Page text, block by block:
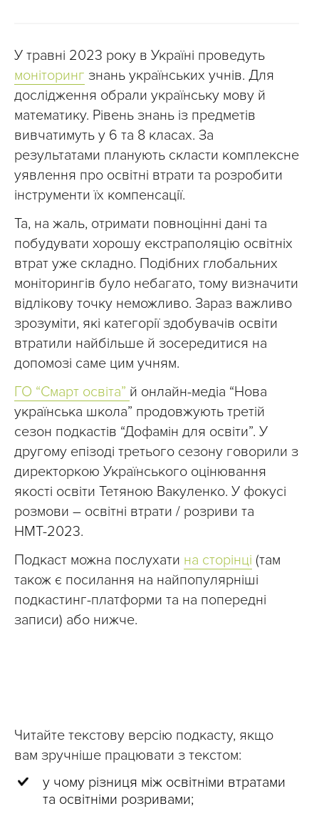
У травні 2023 року в Україні проведуть
моніторинг знань українських учнів. Для
дослідження обрали українську мову й
математику. Рівень знань із предметів
вивчатимуть у 6 та 8 класах. За
результатами планують скласти комплексне
уявлення про освітні втрати та розробити
інструменти їх компенсації.
Та, на жаль, отримати повноцінні дані та
побудувати хорошу екстраполяцію освітніх
втрат уже складно. Подібних глобальних
моніторингів було небагато, тому визначити
відлікову точку неможливо. Зараз важливо
зрозуміти, які категорії здобувачів освіти
втратили найбільше й зосередитися на
допомозі саме цим учням.
ГО “Смарт освіта” й онлайн-медіа “Нова
українська школа” продовжують третій
сезон подкастів “Дофамін для освіти”. У
другому епізоді третього сезону говорили з
директоркою Українського оцінювання
якості освіти Тетяною Вакуленко. У фокусі
розмови – освітні втрати / розриви та
НМТ-2023.
Подкаст можна послухати на сторінці (там
також є посилання на найпопулярніші
подкастинг-платформи та на попередні
записи) або нижче.
Читайте текстову версію подкасту, якщо
вам зручніше працювати з текстом:
у чому різниця між освітніми втратами
та освітніми розривами;